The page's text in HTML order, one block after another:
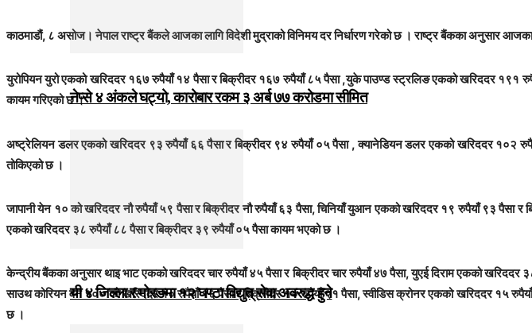
नेप्से ४ अंकले घट्यो, कारोबार रकम ३ अर्ब ७७ करोडमा सीमित
यी ४ जिल्ला र मोरङमा १२ घण्टा विद्युत् सेवा अवरुद्ध हुने
काठमाडौं, ८ असोज। नेपाल राष्ट्र बैंकले आजका लागि विदेशी मुद्राको विनिमय दर निर्धारण गरेको छ । राष्ट्र बैंकका अनुसार
युरोपियन युरो एकको खरिददर १६७ रुपैयाँ १४ पैसा र बिक्रीदर १६७ रुपैयाँ ८५ पैसा ,युके पाउण्ड स्ट्रलिङ एकको खरिददर
कायम गरिएको छ ।
अष्ट्रेलियन डलर एकको खरिददर ९३ रुपैयाँ ६६ पैसा र बिक्रीदर ९४ रुपैयाँ ०५ पैसा , क्यानेडियन डलर एकको खरिददर १०२
तोकिएको छ ।
जापानी येन १० को खरिददर नौ रुपैयाँ ५९ पैसा र बिक्रीदर नौ रुपैयाँ ६३ पैसा, चिनियाँ युआन एकको खरिददर १९ रुपैयाँ ९३ पैसा
एकको खरिददर ३८ रुपैयाँ ८८ पैसा र बिक्रीदर ३९ रुपैयाँ ०५ पैसा कायम भएको छ ।
केन्द्रीय बैंकका अनुसार थाइ भाट एकको खरिददर चार रुपैयाँ ४५ पैसा र बिक्रीदर चार रुपैयाँ ४७ पैसा, युएई दिराम एकको
साउथ कोरियन वन १०० को खरिददर १० रुपैयाँ १६ पैसा र बिक्रीदर १० रुपैयाँ २१ पैसा, स्वीडिस क्रोनर एकको खरिददर १५
छ ।